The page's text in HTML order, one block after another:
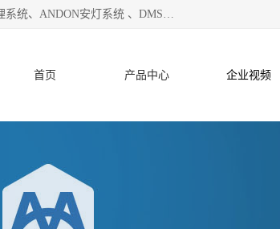
天津迈讯科智能技术有限公司主要从事：MES制造执行系统、锐益生产云工单、WMS仓库管理系统、ANDON安灯系统 、DMS设备管理系统、电气设备健康监测系统、工厂可视化管理、数字化车间；公司是一家专注于企业及制造业信息化、智能化的信息系统集成解决方案提供商的高新技术企业。为企业提供全套的软硬件信息系统集成及安装部署服务。
首页 产品中心 企业视频